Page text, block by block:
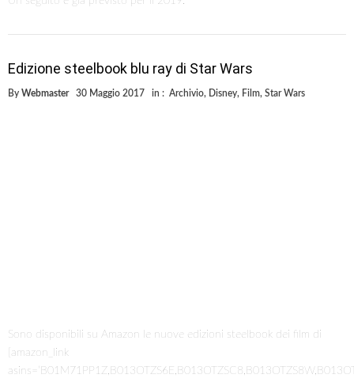
Edizione steelbook blu ray di Star Wars
By Webmaster 30 Maggio 2017 in : Archivio, Disney, Film, Star Wars
Sono disponibili su Amazon le nuove edizioni steelbook dei film di
[amazon_link